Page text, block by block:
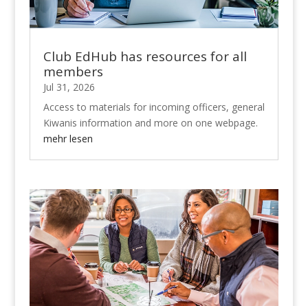
Club EdHub has resources for all
members
Jul 31, 2026
Access to materials for incoming officers, general
Kiwanis information and more on one webpage.
mehr lesen